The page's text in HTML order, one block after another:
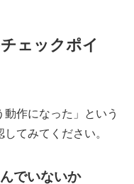
ェックポイ
動作になった」という
てみてください。
でいないか